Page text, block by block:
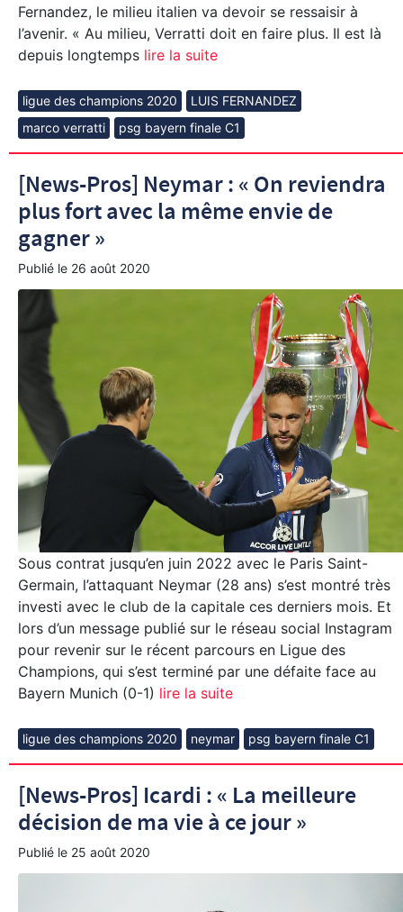
Fernandez, le milieu italien va devoir se ressaisir à
l’avenir. « Au milieu, Verratti doit en faire plus. Il est là
depuis longtemps lire la suite
ligue des champions 2020
LUIS FERNANDEZ
marco verratti
psg bayern finale C1
[News-Pros] Neymar : « On reviendra
plus fort avec la même envie de
gagner »
Publié le 26 août 2020
Sous contrat jusqu’en juin 2022 avec le Paris Saint-
Germain, l’attaquant Neymar (28 ans) s’est montré très
investi avec le club de la capitale ces derniers mois. Et
lors d’un message publié sur le réseau social Instagram
pour revenir sur le récent parcours en Ligue des
Champions, qui s’est terminé par une défaite face au
Bayern Munich (0-1) lire la suite
ligue des champions 2020 neymar psg bayern finale C1
[News-Pros] Icardi : « La meilleure
décision de ma vie à ce jour »
Publié le 25 août 2020